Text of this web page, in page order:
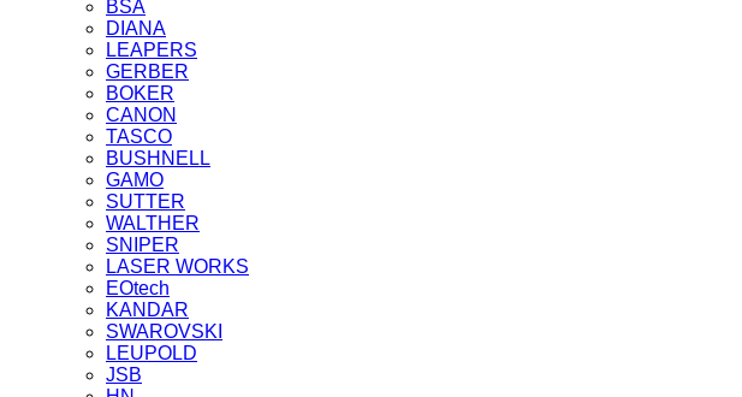
BSA
DIANA
LEAPERS
GERBER
BOKER
CANON
TASCO
BUSHNELL
GAMO
SUTTER
WALTHER
SNIPER
LASER WORKS
EOtech
KANDAR
SWAROVSKI
LEUPOLD
JSB